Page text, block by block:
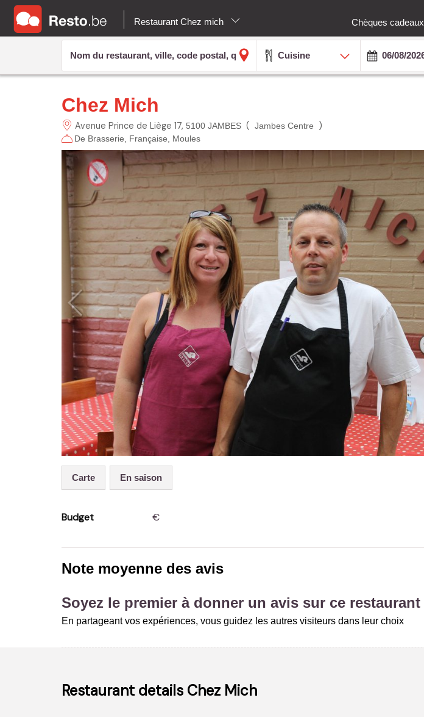
Restaurant Chez mich Chèques cadeaux
Cuisine
Chez Mich
Avenue Prince de Liège 17 5100 JAMBES ( Jambes Centre )
De Brasserie Française Moules
Carte En saison
Budget €
Note moyenne des avis
Soyez le premier à donner un avis sur ce restaurant
En partageant vos expériences, vous guidez les autres visiteurs dans leur choix
Restaurant details Chez Mich